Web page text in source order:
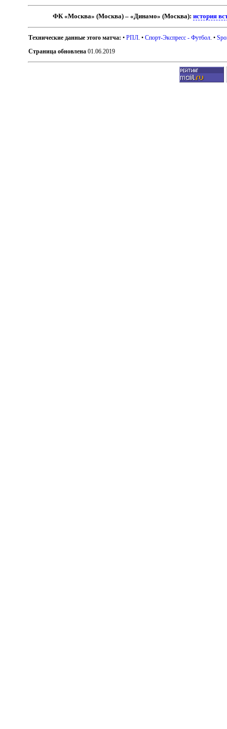
ФК «Москва» (Москва) – «Динамо» (Москва):история
Технические данные этого матча: •РПЛ . •Спорт-Экспресс - Футбол . •
Страница обновлена 01.06.2019